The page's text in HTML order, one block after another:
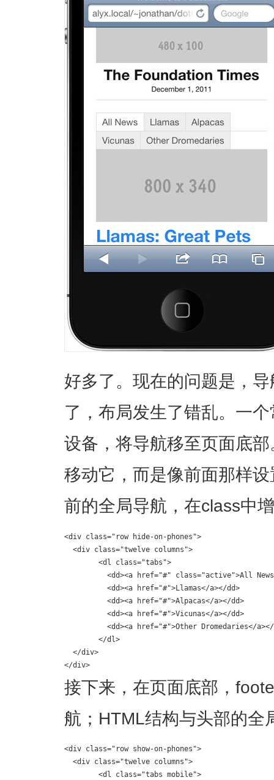
好多了。现在的问题是，
了，布局发生了错乱。一
设备，将导航移至页面底
移动它，而是像前面那样
前的全局导航，在class中
<div class="row hide-on-phones">
  <div class="twelve columns">
  </div>
</div>
接下来，在页面底部，
航；HTML结构与头部的全
<div class="row show-on-phones">
  <div class="twelve columns">